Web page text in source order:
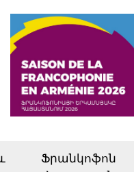
Ֆրանկոֆոն